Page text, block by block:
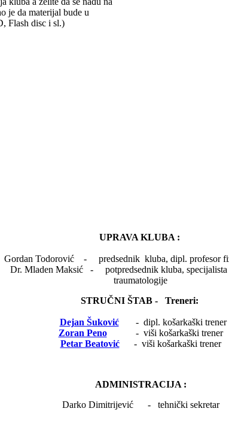
je da materijal bude u
Flash disc i sl.)
UPRAVA KLUBA :
Gordan Todorović - predsednik kluba, dipl. profesor
- potpredsednik kluba,
traumatologije
STRUČNI ŠTAB - Treneri:
Dejan Šuković- dipl. košarkaški trener
Zoran Peno- viši košarkaški trener
Petar Beatović- viši košarkaški trener
ADMINISTRACIJA :
Darko Dimitrijević - tehnički sekretar